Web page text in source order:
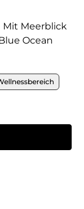
Meerblick
Ocean